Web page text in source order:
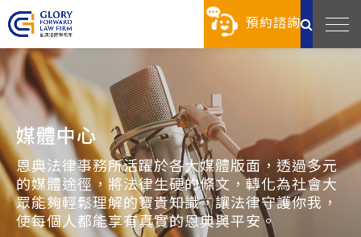
預約諮詢
媒體中心
恩典法律事務所活躍於各大媒體版面，透過多元
的媒體途徑，將法律生硬的條文，轉化為社會大
眾能夠輕鬆理解的寶貴知識，讓法律守護你我，
使每個人都能享有真實的恩典與平安。